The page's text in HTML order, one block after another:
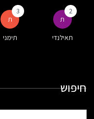
ת
2
תאילנדי
ת
3
תימני
חיפוש